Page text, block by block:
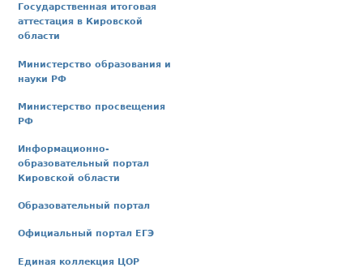
Государственная итоговая
аттестация в Кировской
области
Министерство образования и
науки РФ
Министерство просвещения
РФ
Информационно-
образовательный портал
Кировской области
Образовательный портал
Официальный портал ЕГЭ
Единая коллекция ЦОР